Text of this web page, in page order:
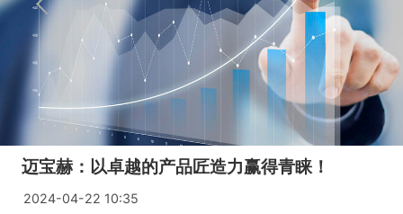
迈宝赫：以卓越的产品匠造力赢得青睐！
2024-04-22 10:35